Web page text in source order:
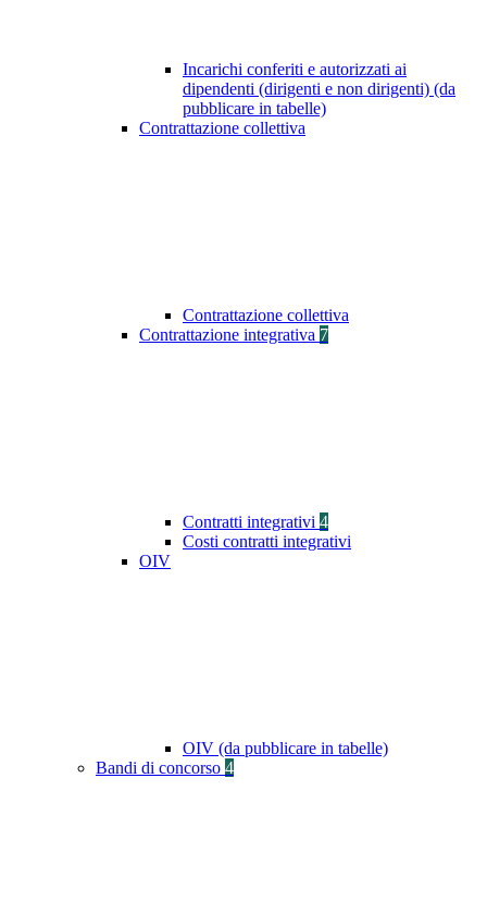
Incarichi conferiti e autorizzati ai
dipendenti (dirigenti e non dirigenti) (da
pubblicare in tabelle)
Contrattazione collettiva
Contrattazione collettiva
Contrattazione integrativa 7
Contratti integrativi 4
Costi contratti integrativi
OIV
OIV (da pubblicare in tabelle)
Bandi di concorso 4